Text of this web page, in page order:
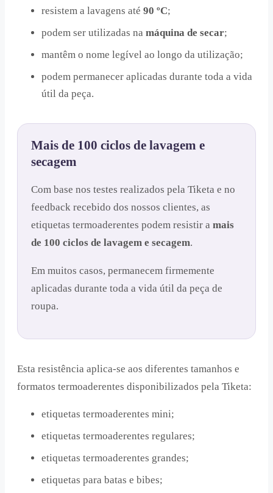
resistem a lavagens até 90 ºC;
podem ser utilizadas na máquina de secar;
mantêm o nome legível ao longo da utilização;
podem permanecer aplicadas durante toda a vida
útil da peça.
Mais de 100 ciclos de lavagem e
secagem
Com base nos testes realizados pela Tiketa e no
feedback recebido dos nossos clientes, as
etiquetas termoaderentes podem resistir a mais
de 100 ciclos de lavagem e secagem.
Em muitos casos, permanecem firmemente
aplicadas durante toda a vida útil da peça de
roupa.
Esta resistência aplica-se aos diferentes tamanhos e
formatos termoaderentes disponibilizados pela Tiketa:
etiquetas termoaderentes mini;
etiquetas termoaderentes regulares;
etiquetas termoaderentes grandes;
etiquetas para batas e bibes;